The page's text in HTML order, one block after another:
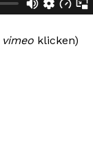
vimeo klicken)